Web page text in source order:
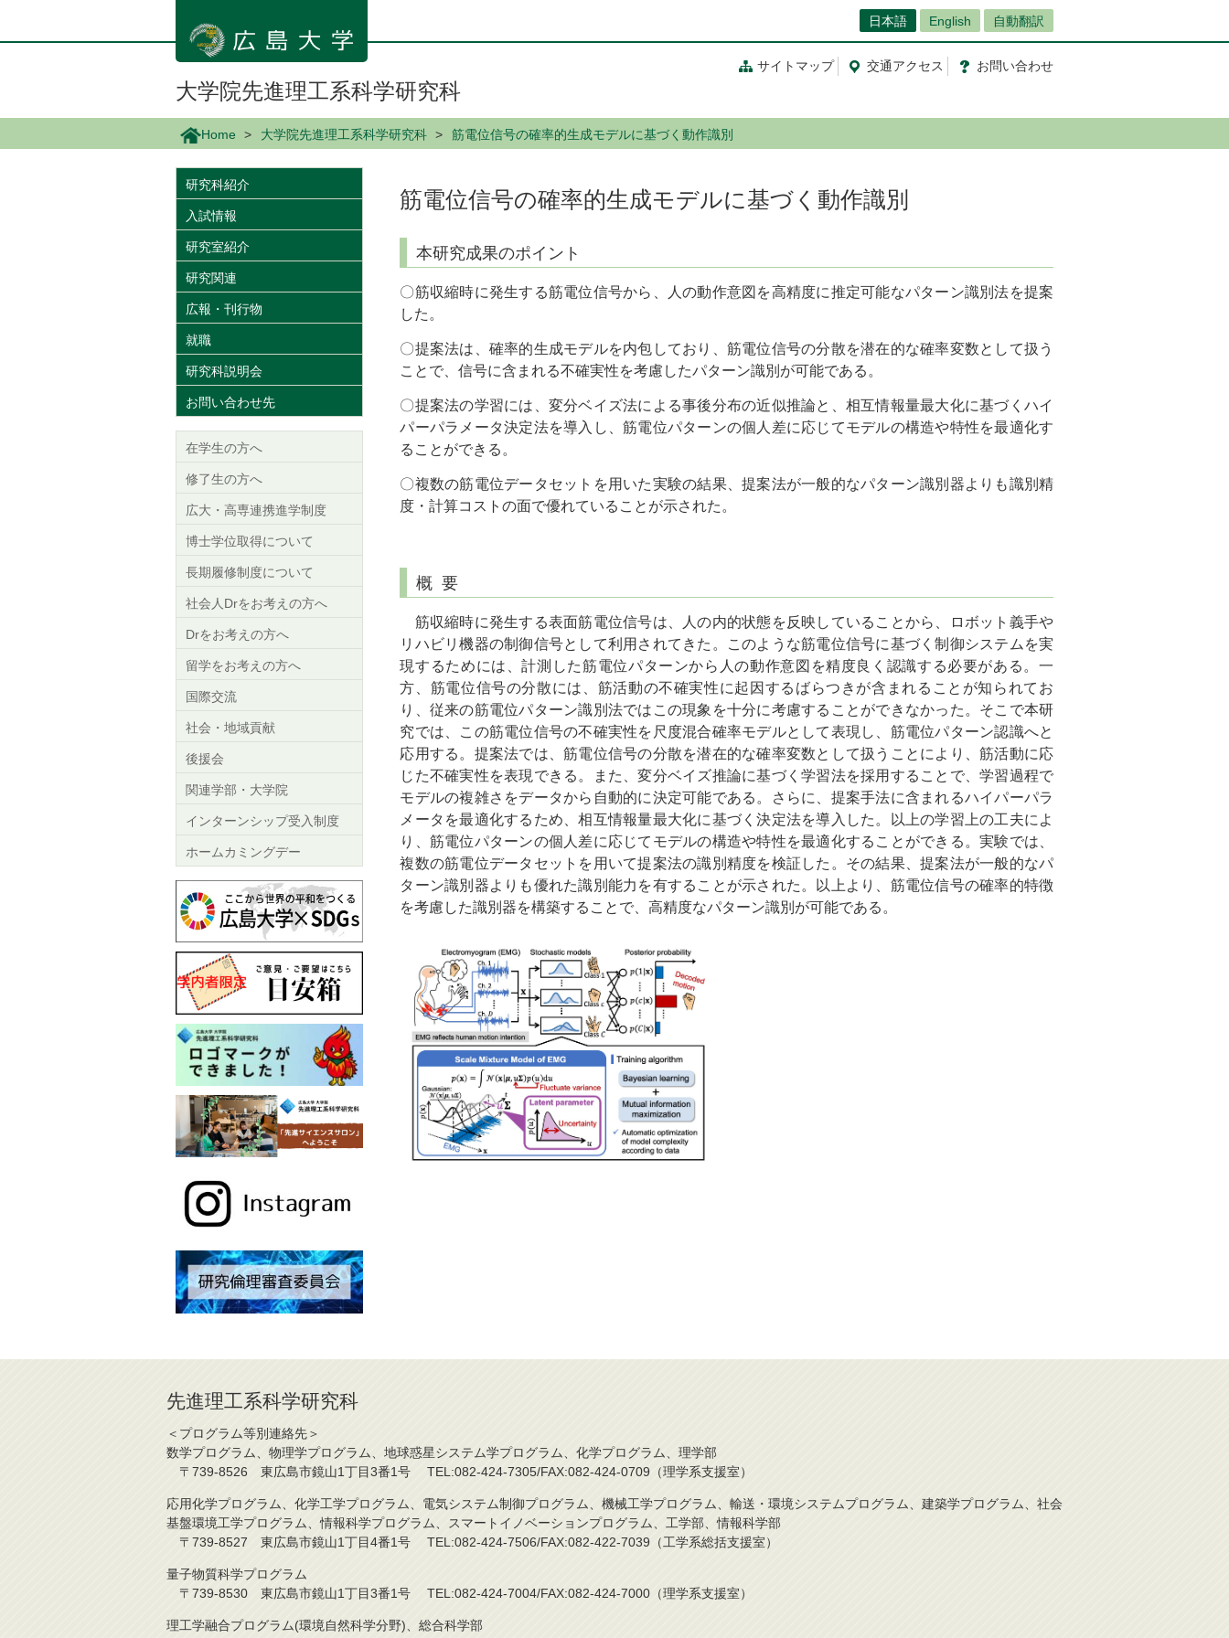
ン
日本語 English 自動翻訳
サイトマップ 交通アクセス お問い合わせ
大学院先進理工系科学研究科
Home 大学院先進理工系科学研究科 筋電位信号の確率的生成モデルに基づく動作識別
筋電位信号の確率的生成モデルに基づく動作識別
本研究成果のポイント
〇筋収縮時に発生する筋電位信号から、人の動作意図を高精度に推定可能なパターン識別法を提案
した。
〇提案法は、確率的生成モデルを内包しており、筋電位信号の分散を潜在的な確率変数として扱う
ことで、信号に含まれる不確実性を考慮したパターン識別が可能である。
〇提案法の学習には、変分ベイズ法による事後分布の近似推論と、相互情報量最大化に基づくハイ
パーパラメータ決定法を導入し、筋電位パターンの個人差に応じてモデルの構造や特性を最適化す
ることができる。
〇複数の筋電位データセットを用いた実験の結果、提案法が一般的なパターン識別器よりも識別精
度・計算コストの面で優れていることが示された。
概 要
筋収縮時に発生する表面筋電位信号は、人の内的状態を反映していることから、ロボット義手や
リハビリ機器の制御信号として利用されてきた。このような筋電位信号に基づく制御システムを実
現するためには、計測した筋電位パターンから人の動作意図を精度良く認識する必要がある。一
方、筋電位信号の分散には、筋活動の不確実性に起因するばらつきが含まれることが知られてお
り、従来の筋電位パターン識別法ではこの現象を十分に考慮することができなかった。そこで本研
究では、この筋電位信号の不確実性を尺度混合確率モデルとして表現し、筋電位パターン認識へと
応用する。提案法では、筋電位信号の分散を潜在的な確率変数として扱うことにより、筋活動に応
じた不確実性を表現できる。また、変分ベイズ推論に基づく学習法を採用することで、学習過程で
モデルの複雑さをデータから自動的に決定可能である。さらに、提案手法に含まれるハイパーパラ
メータを最適化するため、相互情報量最大化に基づく決定法を導入した。以上の学習上の工夫によ
り、筋電位パターンの個人差に応じてモデルの構造や特性を最適化することができる。実験では、
複数の筋電位データセットを用いて提案法の識別精度を検証した。その結果、提案法が一般的なパ
ターン識別器よりも優れた識別能力を有することが示された。以上より、筋電位信号の確率的特徴
を考慮した識別器を構築することで、高精度なパターン識別が可能である。
研究科紹介
入試情報
研究室紹介
研究関連
広報・刊行物
就職
研究科説明会
お問い合わせ先
在学生の方へ
修了生の方へ
広大・高専連携進学制度
博士学位取得について
長期履修制度について
社会人Drをお考えの方へ
Drをお考えの方へ
留学をお考えの方へ
国際交流
社会・地域貢献
後援会
関連学部・大学院
インターンシップ受入制度
ホームカミングデー
先進理工系科学研究科
＜プログラム等別連絡先＞
数学プログラム、物理学プログラム、地球惑星システム学プログラム、化学プログラム、理学部
〒739-8526 東広島市鏡山1丁目3番1号 TEL:082-424-7305/FAX:082-424-0709（理学系支援室）
応用化学プログラム、化学工学プログラム、電気システム制御プログラム、機械工学プログラム、輸送・環境システムプログラム、建築学プログラム、社会
基盤環境工学プログラム、情報科学プログラム、スマートイノベーションプログラム、工学部、情報科学部
〒739-8527 東広島市鏡山1丁目4番1号 TEL:082-424-7506/FAX:082-422-7039（工学系総括支援室）
量子物質科学プログラム
〒739-8530 東広島市鏡山1丁目3番1号 TEL:082-424-7004/FAX:082-424-7000（理学系支援室）
理工学融合プログラム(環境自然科学分野)、総合科学部